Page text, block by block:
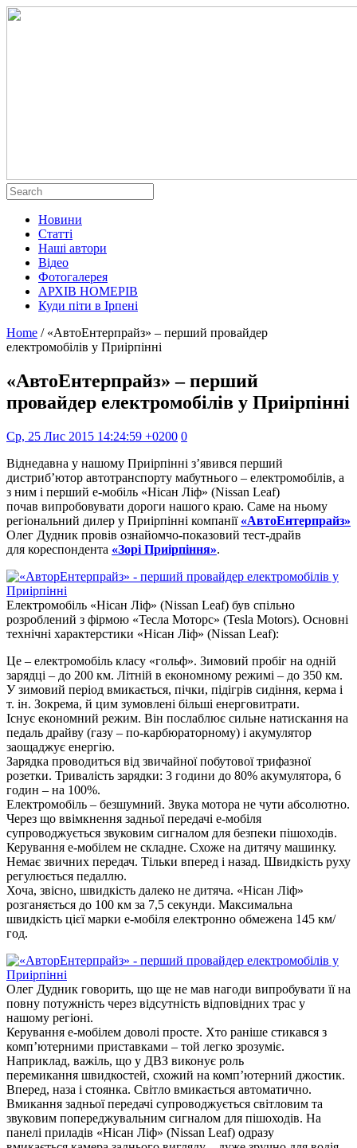
Новини
Статті
Наші автори
Відео
Фотогалерея
АРХІВ НОМЕРІВ
Куди піти в Ірпені
Home / «АвтоЕнтерпрайз» – перший провайдер
електромобілів у Приірпінні
«АвтоЕнтерпрайз» – перший
провайдер електромобілів у Приірпінні
Ср, 25 Лис 2015 14:24:59 +0200 0
Віднедавна у нашому Приірпінні з’явився перший
дистриб’ютор автотранспорту мабутнього – електромобілів, а
з ним і перший е-мобіль «Нісан Ліф» (Nissan Leaf)
почав випробовувати дороги нашого краю. Саме на ньому
регіональний дилер у Приірпінні компанії «АвтоЕнтерпрайз»
Олег Дудник провів ознайомчо-показовий тест-драйв
для кореспондента «Зорі Приірпіння».
Електромобіль «Нісан Ліф» (Nissan Leaf) був спільно
розроблений з фірмою «Тесла Моторс» (Tesla Motors). Основні
технічні характерстики «Нісан Ліф» (Nissan Leaf):
Це – електромобіль класу «гольф». Зимовий пробіг на одній
зарядці – до 200 км. Літній в економному режимі – до 350 км.
У зимовий період вмикається, пічки, підігрів сидіння, керма і
т. ін. Зокрема, й цим зумовлені більші енерговитрати.
Існує економний режим. Він послаблює сильне натискання на
педаль драйву (газу – по-карбюраторному) і акумулятор
заощаджує енергію.
Зарядка проводиться від звичайної побутової трифазної
розетки. Тривалість зарядки: 3 години до 80% акумулятора, 6
годин – на 100%.
Електромобіль – безшумний. Звука мотора не чути абсолютно.
Через що ввімкнення задньої передачі е-мобіля
супроводжується звуковим сигналом для безпеки пішоходів.
Керування е-мобілем не складне. Схоже на дитячу машинку.
Немає звичних передач. Тільки вперед і назад. Швидкість руху
регулюється педаллю.
Хоча, звісно, швидкість далеко не дитяча. «Нісан Ліф»
розганяється до 100 км за 7,5 секунди. Максимальна
швидкість цієї марки е-мобіля електронно обмежена 145 км/
год.
Олег Дудник говорить, що ще не мав нагоди випробувати її на
повну потужність через відсутність відповідних трас у
нашому регіоні.
Керування е-мобілем доволі просте. Хто раніше стикався з
комп’ютерними приставками – той легко зрозуміє.
Наприклад, важіль, що у ДВЗ виконує роль
перемикання швидкостей, схожий на комп’ютерний джостик.
Вперед, наза і стоянка. Світло вмикається автоматично.
Вмикання задньої передачі супроводжується світловим та
звуковим попереджувальним сигналом для пішоходів. На
панелі приладів «Нісан Ліф» (Nissan Leaf) одразу